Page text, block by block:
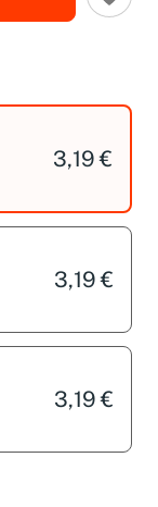
3,19 €
3,19 €
3,19 €